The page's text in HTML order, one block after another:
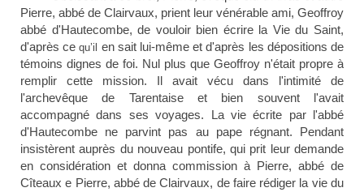
Pierre, abbé de Clairvaux, prient leur vénérable ami, Geoffroy
abbé d'Hautecombe, de vouloir bien écrire la Vie du Saint,
d'après cequ’il en sait lui-même et d'après les dépositions de
témoins dignes de foi. Nul plus que Geoffroy n'était propre à
remplir cette mission. Il avait vécu dans l'intimité de
l'archevêque de Tarentaise et bien souvent l'avait
accompagné dans ses voyages. La vie écrite par l'abbé
d'Hautecombe ne parvint pas au pape régnant. Pendant
insistèrent auprès du nouveau pontife, qui prit leur demande
en considération et donna commission à Pierre, abbé de
Cîteaux e Pierre, abbé de Clairvaux, de faire rédiger la vie du